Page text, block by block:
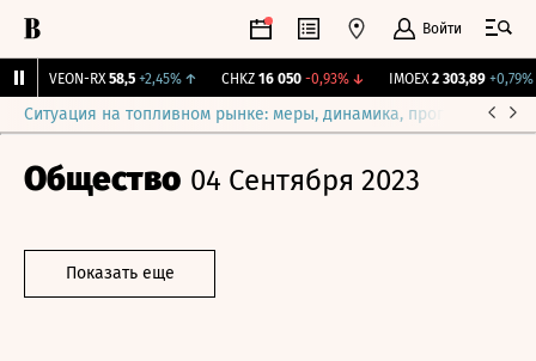
Войти
VEON-RX 58,5 +2,45%↑ CHKZ 16 050 -0,93%↓ IMOEX 2 303,89 +0,79%↑
Ситуация на топливном рынке: меры, динамика, прогнозы
Общество 04 Сентября 2023
Показать еще